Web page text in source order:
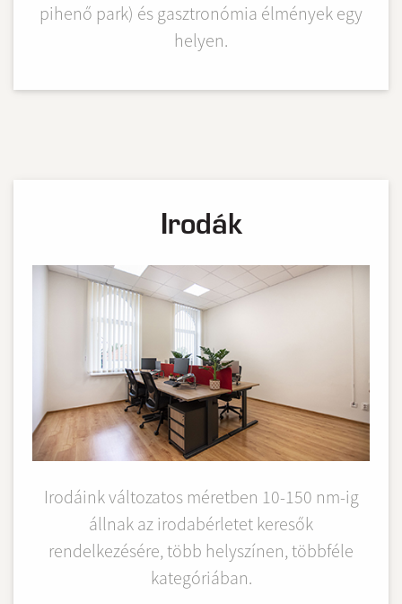
pihenő park) és gasztronómia élmények egy
helyen.
Irodák
Irodáink változatos méretben 10-150 nm-ig
állnak az irodabérletet keresők
rendelkezésére, több helyszínen, többféle
kategóriában.